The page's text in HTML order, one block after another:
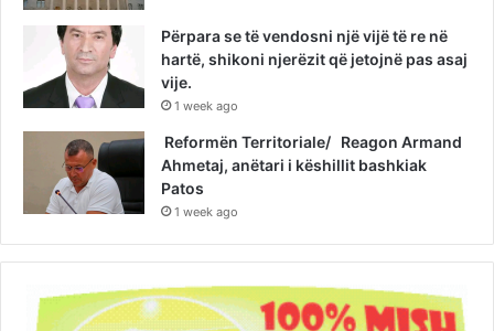
Përpara se të vendosni një vijë të re në
hartë, shikoni njerëzit që jetojnë pas asaj
vije.
1 week ago
Reformën Territoriale/ Reagon Armand
Ahmetaj, anëtari i këshillit bashkiak
Patos
1 week ago